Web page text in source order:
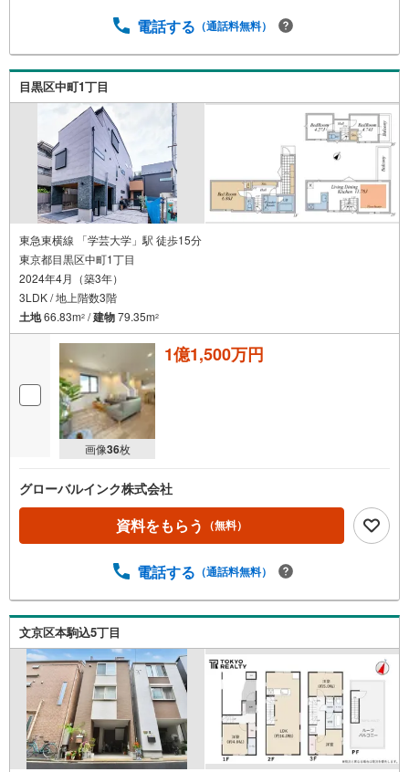
電話する （通話料無料）
目黒区中町1丁目
東急東横線 「学芸大学」駅 徒歩15分
東京都目黒区中町1丁目
2024年4月（築3年）
3LDK / 地上階数3階
土地66.83m2 /建物79.35m2
画像36枚
1億1,500万円
グローバルインク株式会社
資料をもらう （無料）
電話する （通話料無料）
文京区本駒込5丁目